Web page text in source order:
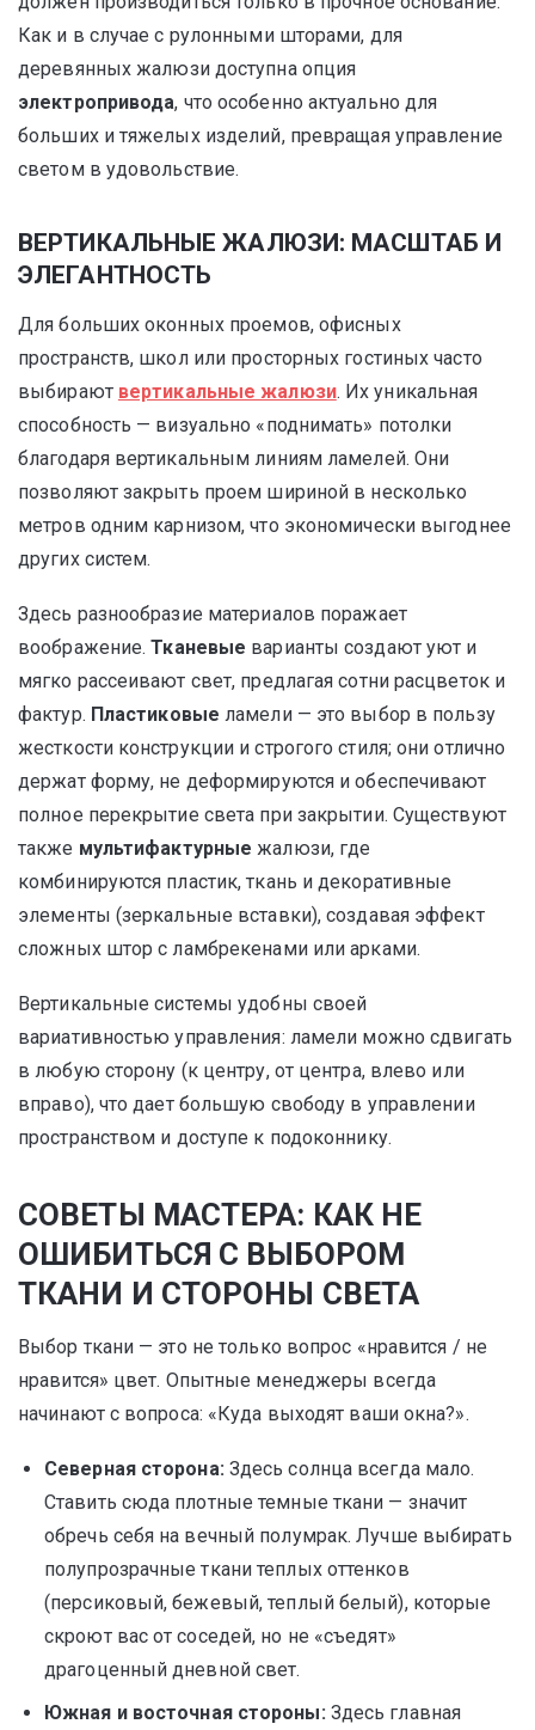
Как и в случае с рулонными шторами, для
деревянных жалюзи доступна опция
электропривода, что особенно актуально для
больших и тяжелых изделий, превращая управление
светом в удовольствие.
ВЕРТИКАЛЬНЫЕ ЖАЛЮЗИ: МАСШТАБ И
ЭЛЕГАНТНОСТЬ
Для больших оконных проемов, офисных
пространств, школ или просторных гостиных часто
выбирают вертикальные жалюзи. Их уникальная
способность — визуально «поднимать» потолки
благодаря вертикальным линиям ламелей. Они
позволяют закрыть проем шириной в несколько
метров одним карнизом, что экономически выгоднее
других систем.
Здесь разнообразие материалов поражает
воображение.Тканевые варианты создают уют и
мягко рассеивают свет, предлагая сотни расцветок и
фактур. Пластиковые ламели — это выбор в пользу
жесткости конструкции и строгого стиля; они отлично
держат форму, не деформируются и обеспечивают
полное перекрытие света при закрытии. Существуют
также мультифактурные жалюзи, где
комбинируются пластик, ткань и декоративные
элементы (зеркальные вставки), создавая эффект
сложных штор с ламбрекенами или арками.
Вертикальные системы удобны своей
вариативностью управления: ламели можно сдвигать
в любую сторону (к центру, от центра, влево или
вправо), что дает большую свободу в управлении
пространством и доступе к подоконнику.
СОВЕТЫ МАСТЕРА: КАК НЕ
ОШИБИТЬСЯ С ВЫБОРОМ
ТКАНИ И СТОРОНЫ СВЕТА
Выбор ткани — это не только вопрос «нравится / не
нравится» цвет. Опытные менеджеры всегда
начинают с вопроса: «Куда выходят ваши окна?».
Северная сторона:Здесь солнца всегда мало.
Ставить сюда плотные темные ткани — значит
обречь себя на вечный полумрак. Лучше выбирать
полупрозрачные ткани теплых оттенков
(персиковый, бежевый, теплый белый), которые
скроют вас от соседей, но не «съедят»
драгоценный дневной свет.
Южная и восточная стороны:Здесь главная